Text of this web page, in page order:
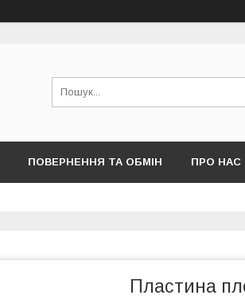
ПОВЕРНЕННЯ ТА ОБМІН ПРО НАС
Пластина